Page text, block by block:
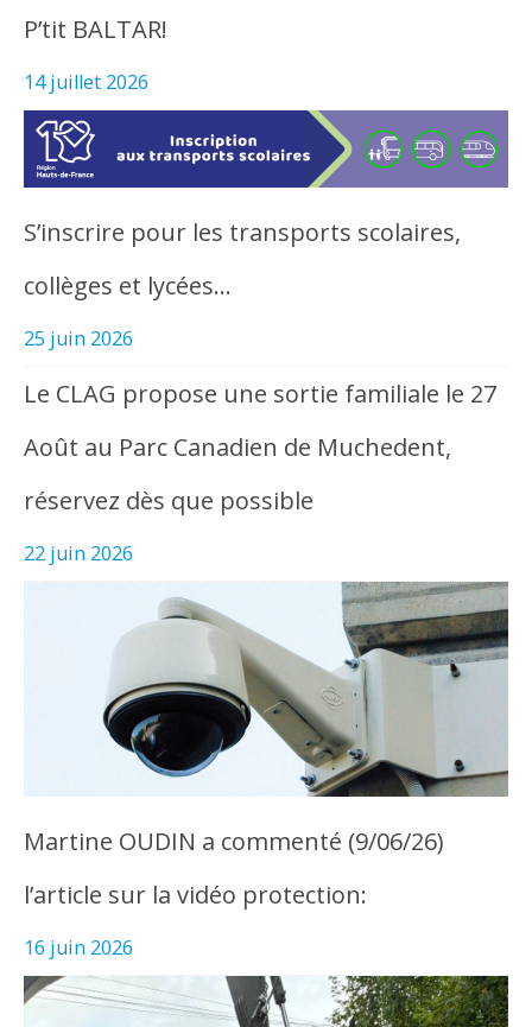
P’tit BALTAR!
14 juillet 2026
S’inscrire pour les transports scolaires,
collèges et lycées…
25 juin 2026
Le CLAG propose une sortie familiale le 27
Août au Parc Canadien de Muchedent,
réservez dès que possible
22 juin 2026
Martine OUDIN a commenté (9/06/26)
l’article sur la vidéo protection:
16 juin 2026